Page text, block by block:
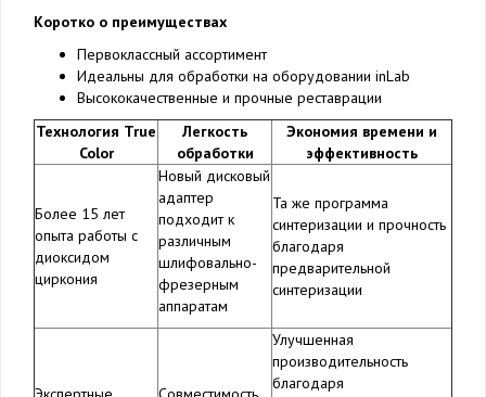
Коротко о преимуществах
Первоклассный ассортимент
Идеальны для обработки на оборудовании inLab
Высококачественные и прочные реставрации
Технология True
Color
Легкость
обработки
Экономия времени и
эффективность
Более 15 лет
опыта работы с
диоксидом
циркония
Новый дисковый
адаптер
подходит к
различным
шлифовально-
фрезерным
аппаратам
Та же программа
синтеризации и прочность
благодаря
предварительной
синтеризации
Улучшенная
производительность
благодаря